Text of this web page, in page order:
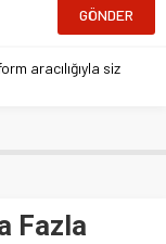
aracılığıyla siz
Fazla